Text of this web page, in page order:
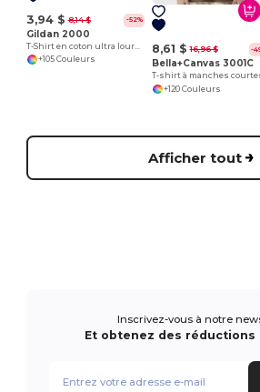
3,94 $ 8,14 $ -52%
Gildan 2000
+105 Couleurs
8,61 $ 16,96 $ -
Bella+Canvas 3001C
+120 Couleurs
Afficher tout
Inscrivez-vous à notre
Et obtenez des réductions